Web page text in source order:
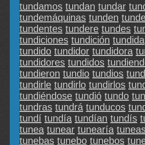
tundamos tundan tundar
tundemáquinas tunden
tundentes tundere tundes
tundiciones tundición tundida
tundido tundidor tundidora
tundidores tundidos
tundieron tundio tundios
tundirle tundirlo tundirlos
tundiéndose tundió tundo
tundras tundrá tunducos
tundí tundía tundían tundís
tunea tunear tunearía
tunebas tunebo tunebos